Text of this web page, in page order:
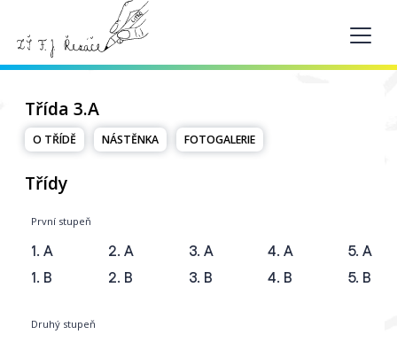
Třída 3.A
O TŘÍDĚ NÁSTĚNKA FOTOGALERIE
Třídy
První stupeň
1. A
1. B
2. A
2. B
3. A
3. B
4. A
4. B
5. A
5. B
Druhý stupeň